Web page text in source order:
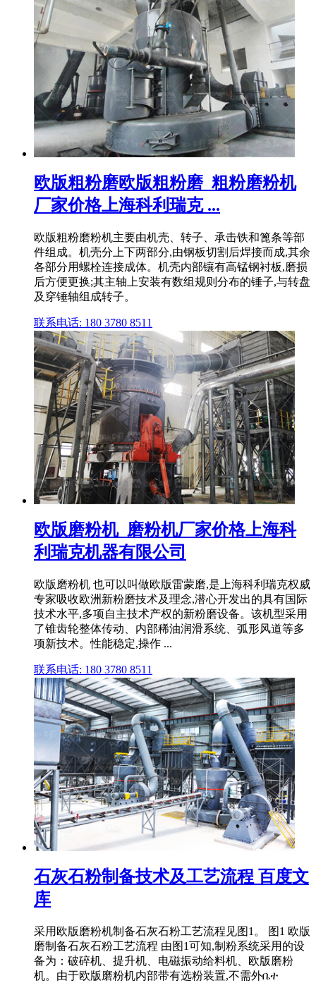
欧版粗粉磨欧版粗粉磨_粗粉磨粉机
厂家价格上海科利瑞克 ...
欧版粗粉磨粉机主要由机壳、转子、承击铁和篦条等部
件组成。机壳分上下两部分,由钢板切割后焊接而成,其余
各部分用螺栓连接成体。机壳内部镶有高锰钢衬板,磨损
后方便更换;其主轴上安装有数组规则分布的锤子,与转盘
及穿锤轴组成转子。
联系电话: 180 3780 8511
欧版磨粉机_磨粉机厂家价格上海科
利瑞克机器有限公司
欧版磨粉机 也可以叫做欧版雷蒙磨,是上海科利瑞克权威
专家吸收欧洲新粉磨技术及理念,潜心开发出的具有国际
技术水平,多项自主技术产权的新粉磨设备。该机型采用
了锥齿轮整体传动、内部稀油润滑系统、弧形风道等多
项新技术。性能稳定,操作 ...
联系电话: 180 3780 8511
石灰石粉制备技术及工艺流程 百度文
库
采用欧版磨粉机制备石灰石粉工艺流程见图1。 图1 欧版
磨制备石灰石粉工艺流程 由图1可知,制粉系统采用的设
备为：破碎机、提升机、电磁振动给料机、欧版磨粉
机。由于欧版磨粉机内部带有选粉装置,不需外ቤተ